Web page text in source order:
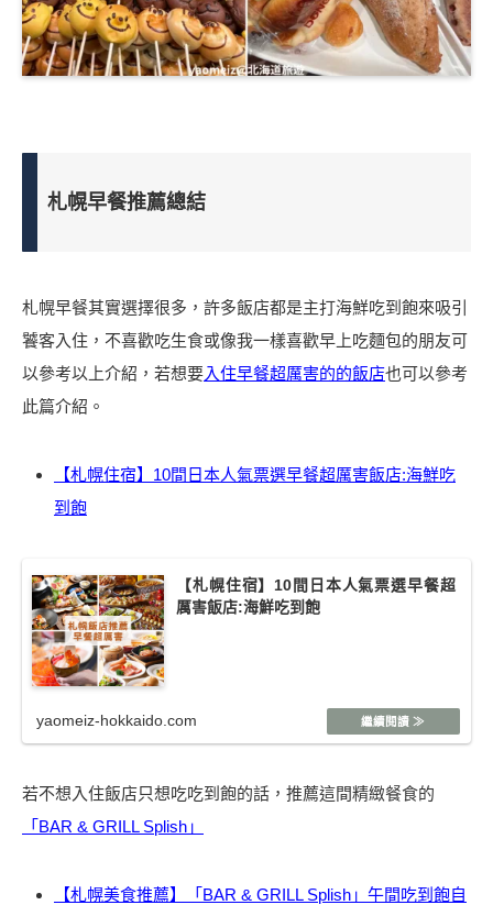
札幌早餐推薦總結
札幌早餐其實選擇很多，許多飯店都是主打海鮮吃到飽來吸引
饕客入住，不喜歡吃生食或像我一樣喜歡早上吃麵包的朋友可
以參考以上介紹，若想要入住早餐超厲害的的飯店也可以參考
此篇介紹。
【札幌住宿】10間日本人氣票選早餐超厲害飯店:海鮮吃
到飽
【札幌住宿】10間日本人氣票選早餐超
厲害飯店:海鮮吃到飽
yaomeiz-hokkaido.com
若不想入住飯店只想吃吃到飽的話，推薦這間精緻餐食的
「BAR & GRILL Splish」
【札幌美食推薦】「BAR & GRILL Splish」午間吃到飽自